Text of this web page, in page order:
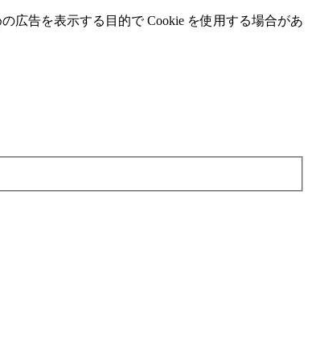
広告を表⽰する⽬的で Cookie を使⽤する場合があ